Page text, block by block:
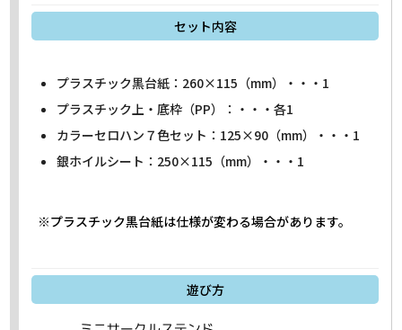
セット内容
プラスチック黒台紙：260×115（mm）・・・1
プラスチック上・底枠（PP）：・・・各1
カラーセロハン７色セット：125×90（mm）・・・1
銀ホイルシート：250×115（mm）・・・1
※プラスチック黒台紙は仕様が変わる場合があります。
遊び方